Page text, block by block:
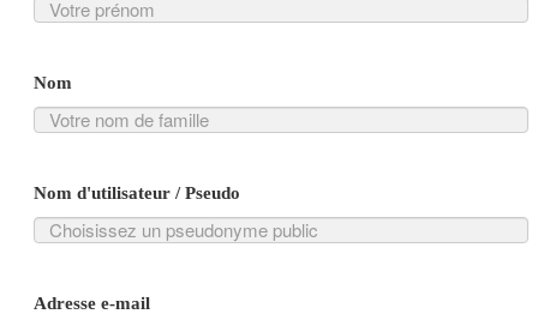
Nom
Nom d'utilisateur / Pseudo
Adresse e-mail